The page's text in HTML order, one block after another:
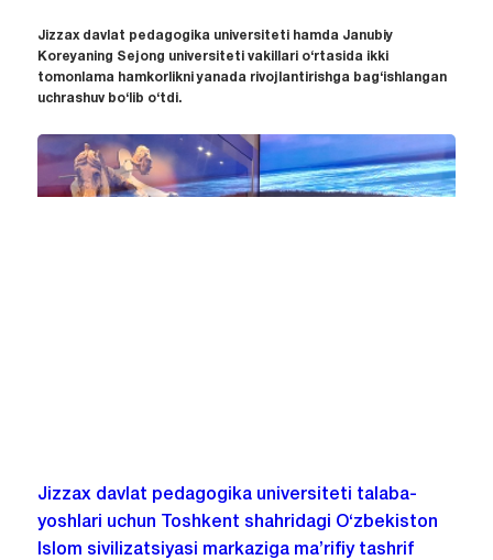
Jizzax davlat pedagogika universiteti hamda Janubiy
Koreyaning Sejong universiteti vakillari o‘rtasida ikki
tomonlama hamkorlikni yanada rivojlantirishga bag‘ishlangan
uchrashuv bo‘lib o‘tdi.
Jizzax davlat pedagogika universiteti talaba-
yoshlari uchun Toshkent shahridagi O‘zbekiston
Islom sivilizatsiyasi markaziga ma’rifiy tashrif